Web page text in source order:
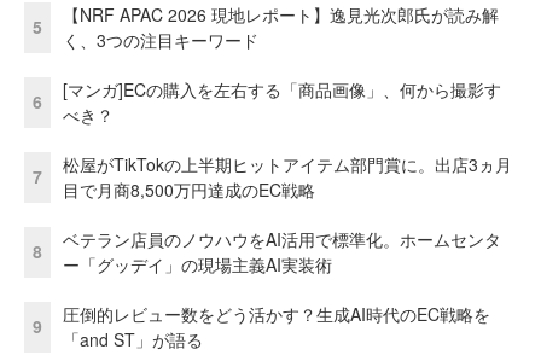
5
【NRF APAC 2026 現地レポート】逸見光次郎氏が読み解
く、3つの注目キーワード
6
[マンガ]ECの購入を左右する「商品画像」、何から撮影す
べき？
7
松屋がTikTokの上半期ヒットアイテム部門賞に。出店3ヵ月
目で月商8,500万円達成のEC戦略
8
ベテラン店員のノウハウをAI活用で標準化。ホームセンタ
ー「グッデイ」の現場主義AI実装術
9
圧倒的レビュー数をどう活かす？生成AI時代のEC戦略を
「and ST」が語る